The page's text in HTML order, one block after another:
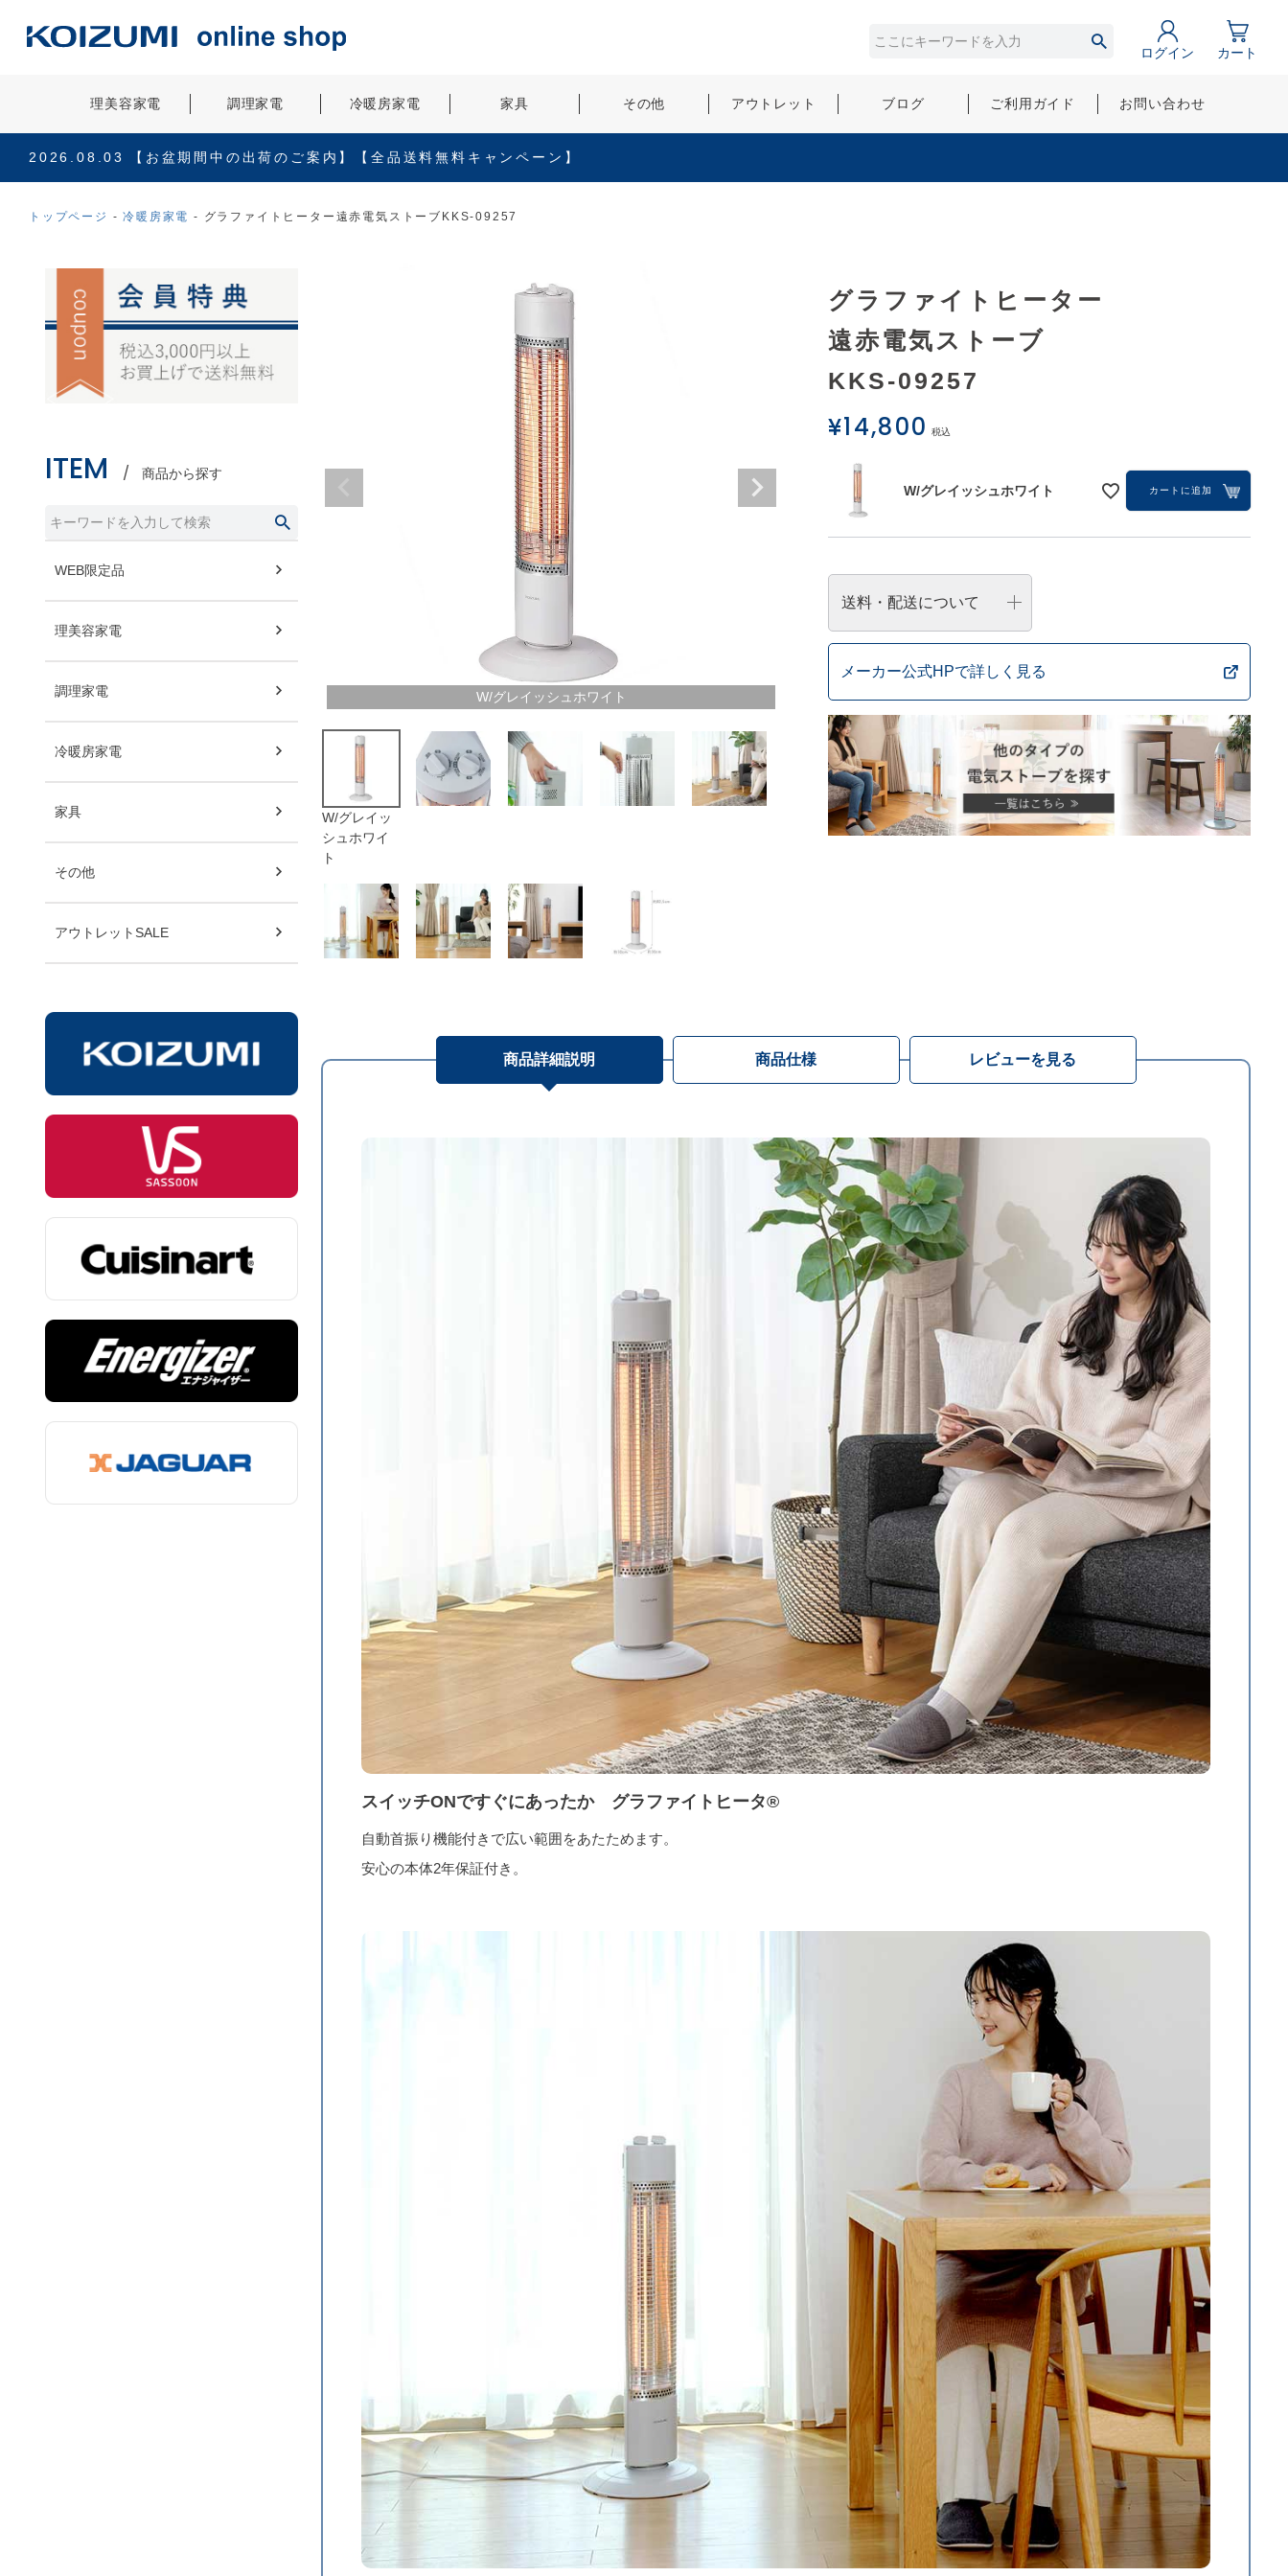
ログイン カート
理美容家電 調理家電 冷暖房家電 家具 その他 アウトレット ブログ ご利用ガイド お問い合わせ
2026.08.03 【お盆期間中の出荷のご案内】【全品送料無料キャンペーン】
トップページ 冷暖房家電 グラファイトヒーター遠赤電気ストーブKKS-09257
ITEM 商品から探す
WEB限定品
理美容家電
調理家電
冷暖房家電
家具
その他
アウトレットSALE
W/グレイッシュホワイト
W/グレイッ
シュホワイ
ト
グラファイトヒーター
遠赤電気ストーブ
KKS-09257
¥14,800 税込
W/グレイッシュホワイト カートに追加
送料・配送について
メーカー公式HPで詳しく見る
商品詳細説明
スイッチONですぐにあったか グラファイトヒータ®
自動首振り機能付きで広い範囲をあたためます。
安心の本体2年保証付き。
商品仕様 レビューを見る